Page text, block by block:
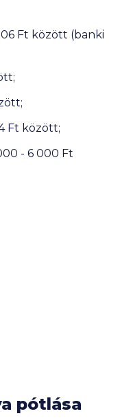
Ft között (banki
Ft között;
- 6 000 Ft
pótlása